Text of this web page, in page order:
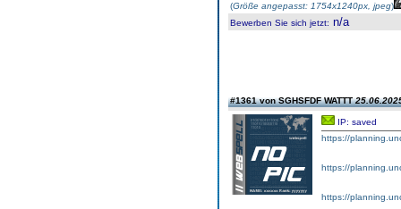
(Größe angepasst: 1754x1240px, jpeg)
Bewerben Sie sich jetzt: n/a
#1361 von SGHSFDF WATTT
IP: saved
https://
https://
https://